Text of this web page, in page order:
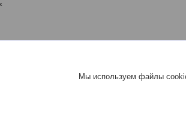
Мы используем файлы